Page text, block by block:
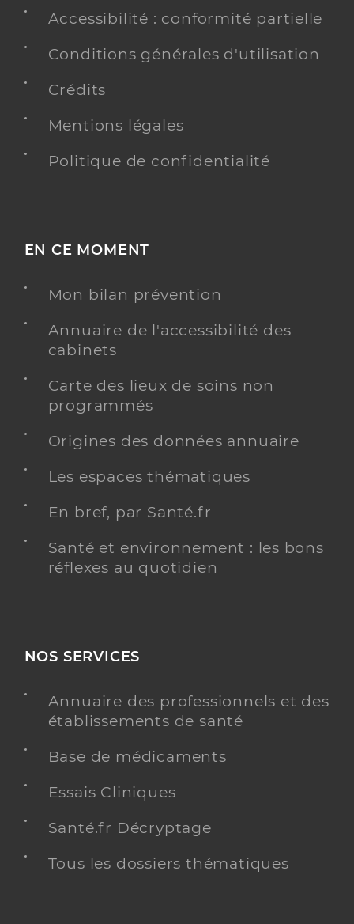
Accessibilité : conformité partielle
Conditions générales d'utilisation
Crédits
Mentions légales
Politique de confidentialité
EN CE MOMENT
Mon bilan prévention
Annuaire de l'accessibilité des
cabinets
Carte des lieux de soins non
programmés
Origines des données annuaire
Les espaces thématiques
En bref, par Santé.fr
Santé et environnement : les bons
réflexes au quotidien
NOS SERVICES
Annuaire des professionnels et des
établissements de santé
Base de médicaments
Essais Cliniques
Santé.fr Décryptage
Tous les dossiers thématiques